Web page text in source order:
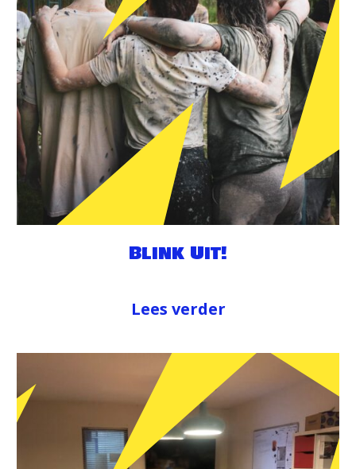
Blink Uit!
Lees verder